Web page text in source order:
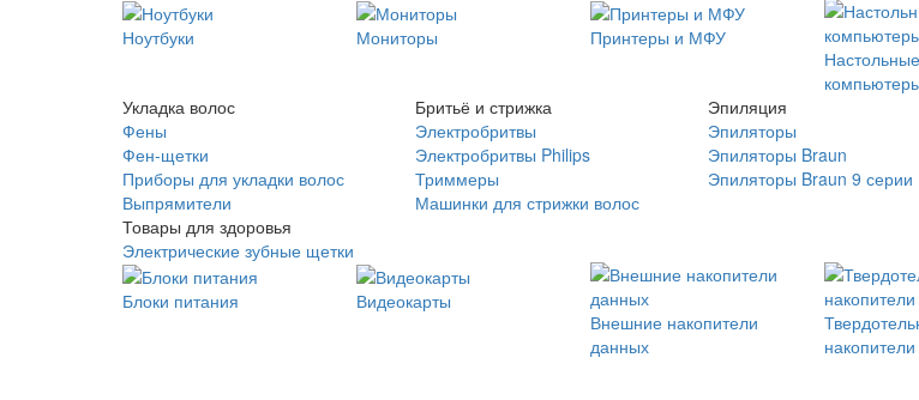
Ноутбуки Мониторы
Принтеры и МФУ
Настольные
Укладка волос
Фены
Фен-щетки
Приборы для укладки волос
Выпрямители
Товары для здоровья
Электрические зубные щетки
Бритьё и стрижка
Электробритвы
Электробритвы Philips
Триммеры
Машинки для стрижки волос
Эпиляция
Эпиляторы
Эпиляторы Braun
Эпиляторы Braun 9 серии
Блоки питания
Видеокарты
Внешние накопители
данных